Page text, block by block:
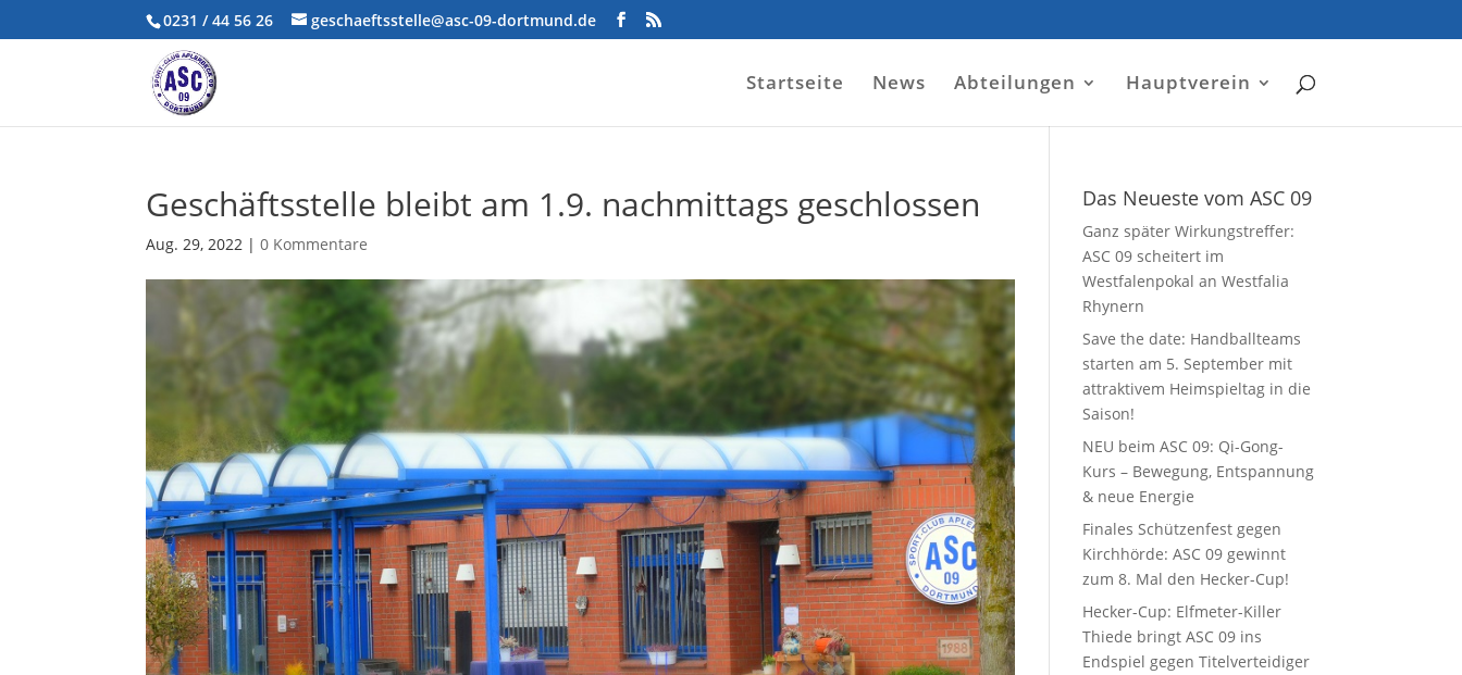
0231 / 44 56 26 geschaeftsstelle@asc-09-dortmund.de
Startseite News Abteilungen Hauptverein
Geschäftsstelle bleibt am 1.9. nachmittags geschlossen
Aug. 29, 2022 |0 Kommentare
Das Neueste vom ASC 09
Ganz später Wirkungstreffer:
ASC 09 scheitert im
Westfalenpokal an Westfalia
Rhynern
Save the date: Handballteams
starten am 5. September mit
attraktivem Heimspieltag in die
Saison!
NEU beim ASC 09: Qi-Gong-
Kurs – Bewegung, Entspannung
& neue Energie
Finales Schützenfest gegen
Kirchhörde: ASC 09 gewinnt
zum 8. Mal den Hecker-Cup!
Hecker-Cup: Elfmeter-Killer
Thiede bringt ASC 09 ins
Endspiel gegen Titelverteidiger